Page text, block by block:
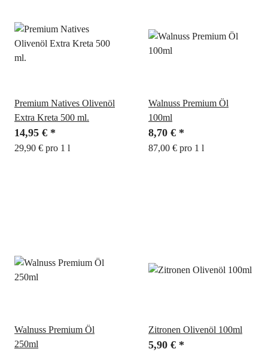
Premium Natives Olivenöl
Extra Kreta 500 ml.
14,95 € *
29,90 € pro 1 l
Walnuss Premium Öl
100ml
8,70 € *
87,00 € pro 1 l
Walnuss Premium Öl
250ml
Zitronen Olivenöl 100ml
5,90 € *